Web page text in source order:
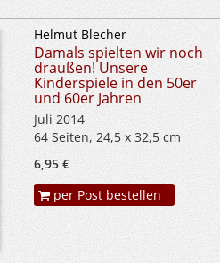
Helmut Blecher
Damals spielten wir noch
draußen! Unsere
Kinderspiele in den 50er
und 60er Jahren
Juli 2014
64 Seiten, 24,5 x 32,5 cm
6,95 €
per Post bestellen